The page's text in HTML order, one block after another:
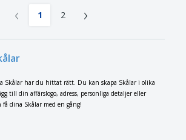
‹ 1 2 ›
Skålar har du hittat rätt. Du kan skapa Skålar i olika
till din affärslogo, adress, personliga detaljer eller
dina Skålar med en gång!